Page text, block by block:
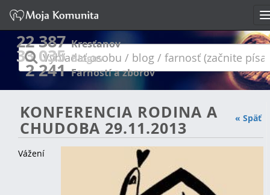
22 387 Kresťanov
33 035 Blogov
2 241 Farností a zborov
Vyhľadať
osobu
/
blog
/
farnosť
« Späť
KONFERENCIA RODINA A
CHUDOBA 29.11.2013
Vážení